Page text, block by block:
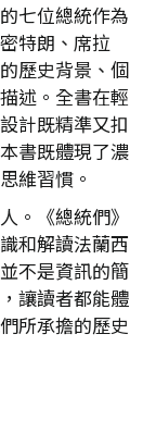
七位總統作為
特朗、席拉
歷史背景、個
述。全書在輕
計既精準又扣
書既體現了濃
維習慣。
。《總統們》
和解讀法蘭西
不是資訊的簡
讓讀者都能體
所承擔的歷史